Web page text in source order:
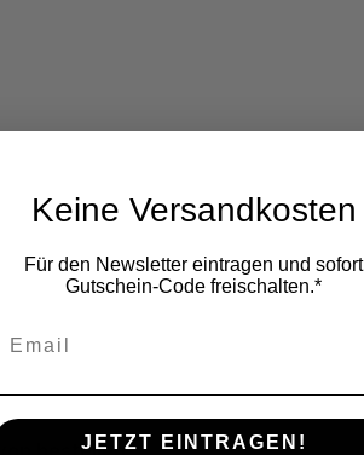
bestellen.
Keine Versandkosten
Für den Newsletter eintragen und sofort
Gutschein-Code freischalten.*
JETZT EINTRAGEN!